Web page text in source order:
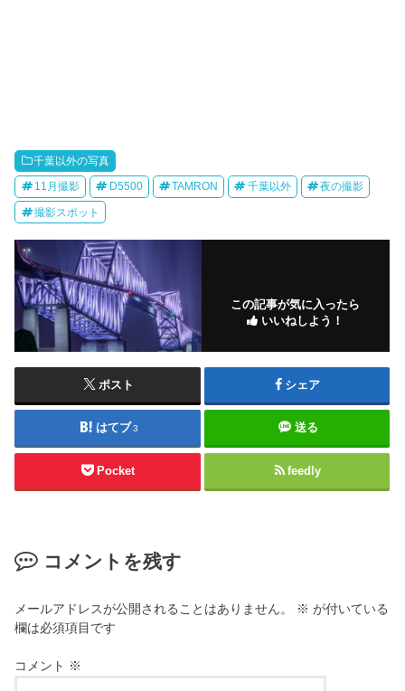
千葉以外の写真
11月撮影 D5500 TAMRON 千葉以外 夜の撮影
撮影スポット
この記事が気に入ったら
いいねしよう！
ポスト シェア
はてブ3 送る
Pocket feedly
コメントを残す
メールアドレスが公開されることはありません。 ※ が付いている
欄は必須項目です
コメント ※